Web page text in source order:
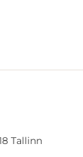
Tallinn